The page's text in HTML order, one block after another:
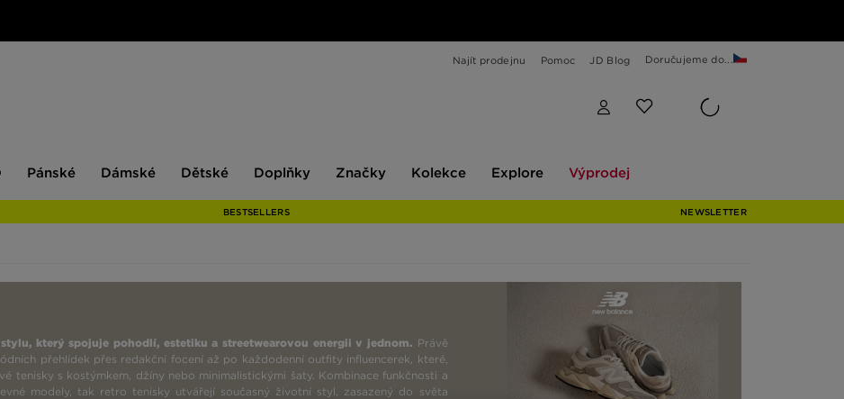
Najít prodejnu Pomoc JD Blog Doručujeme do...
Pánské Dámské Dětské Doplňky Značky Kolekce Explore Výprodej
BESTSELLERS NEWSLETTER
který spojuje pohodlí, estetiku a streetwearovou energii v jednom.Právě
přehlídek přes redakční focení až po každodenní outfity influencerek, které,
tenisky s kostýmkem, džíny nebo minimalistickými šaty. Kombinace funkčnosti a
modely, tak retro tenisky utvářejí současný životní styl, zasazený do světa